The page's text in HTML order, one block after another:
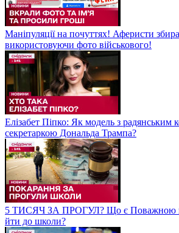
Маніпуляції на почуттях! Аферисти
використовуючи фото військового!
Елізабет Піпко: Як модель з радянським
секретаркою Дональда Трампа?
5 ТИСЯЧ ЗА ПРОГУЛ? Що є Поважною
йти до школи?